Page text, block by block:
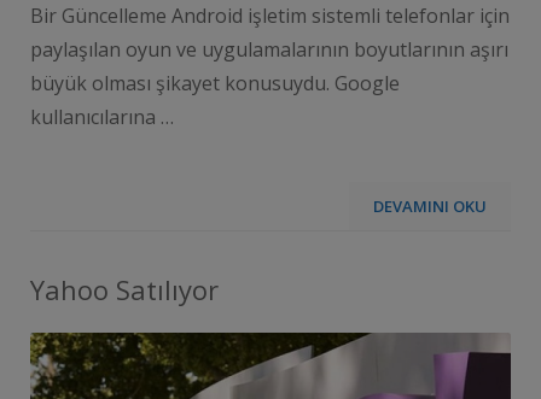
Bir Güncelleme Android işletim sistemli telefonlar için
paylaşılan oyun ve uygulamalarının boyutlarının aşırı
büyük olması şikayet konusuydu. Google
kullanıcılarına …
DEVAMINI OKU
Yahoo Satılıyor